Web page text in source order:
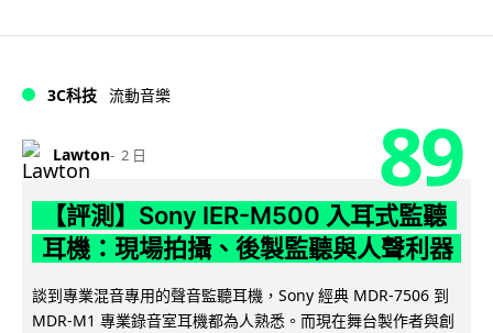
3C科技 流動音樂
Lawton 2 日 89
【評測】Sony IER-M500 入耳式監聽
耳機：現場拍攝、後製監聽與人聲利器
談到專業混音專用的聲音監聽耳機，Sony 經典 MDR-7506 到
MDR-M1 專業錄音室耳機都為人熟悉。而現在舞台製作者與創